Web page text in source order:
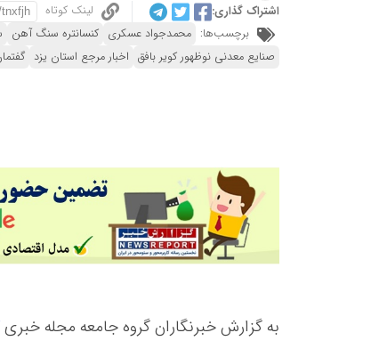
اشتراک گذاری:
لینک کوتاه
برچسب‌ها: محمدجواد عسکری کنسانتره سنگ آهن
صنایع معدنی نوظهور کویر بافق اخبار مرجع استان یزد
به گزارش خبرنگاران گروه جامعه مجله خبری